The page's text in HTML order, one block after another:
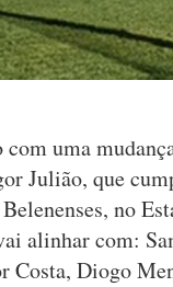
uma
Julião, que
no
alinhar com:
Diogo